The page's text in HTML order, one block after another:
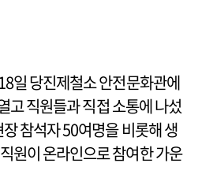
일 당진제철소 안전문화관에
고 직원들과 직접 소통에 나섰
참석자 50여명을 비롯해 생
원이 온라인으로 참여한 가운